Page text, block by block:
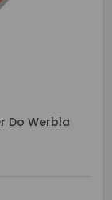
Do Werbla